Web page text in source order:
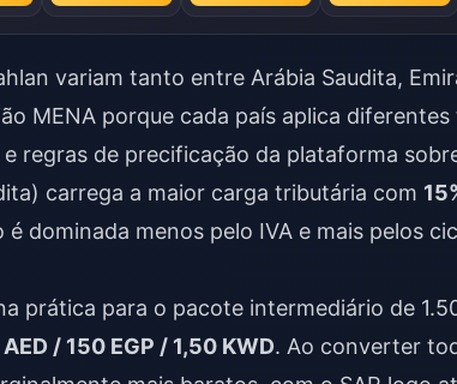
variam tanto entre Arábia Saudita,
MENA porque cada país aplica diferentes
regras de precificação da plataforma
carrega a maior carga tributária com
é dominada menos pelo IVA e mais pelos
prática para o pacote intermediário de
/ 150 EGP / 1,50 KWD. Ao converter